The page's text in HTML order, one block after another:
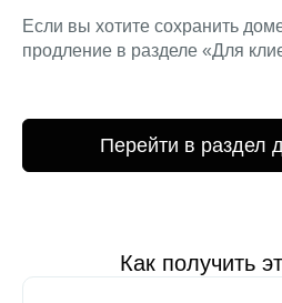
Если вы хотите сохранить
продление в разделе «Для
Перейти в раздел
Как получить